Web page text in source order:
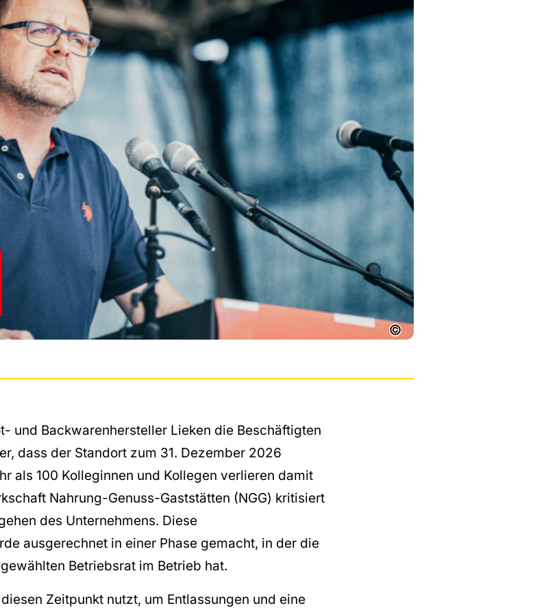
©
und Backwarenhersteller Lieken die Beschäftigten
dass der Standort zum 31. Dezember 2026
als 100 Kolleginnen und Kollegen verlieren damit
Nahrung-Genuss-Gaststätten (NGG) kritisiert
des Unternehmens. Diese
ausgerechnet in einer Phase gemacht, in der die
Betriebsrat im Betrieb hat.
Zeitpunkt nutzt, um Entlassungen und eine